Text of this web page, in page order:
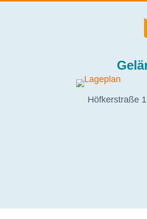
Höfkerstraße